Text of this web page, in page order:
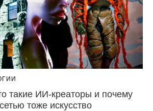
такие ИИ-креаторы и почему
тоже искусство